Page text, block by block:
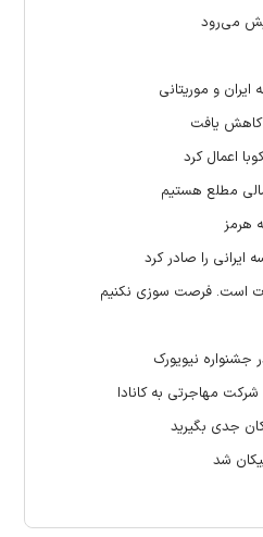
می‌رود
و موریتانی
اعمال کرد
مطلع هستیم
هرمز
را صادر کرد
است. فرصت سوزی نکنیم
جشنواره نیویورک
مهاجرتی به کانادا
جدی بگیرید
شد